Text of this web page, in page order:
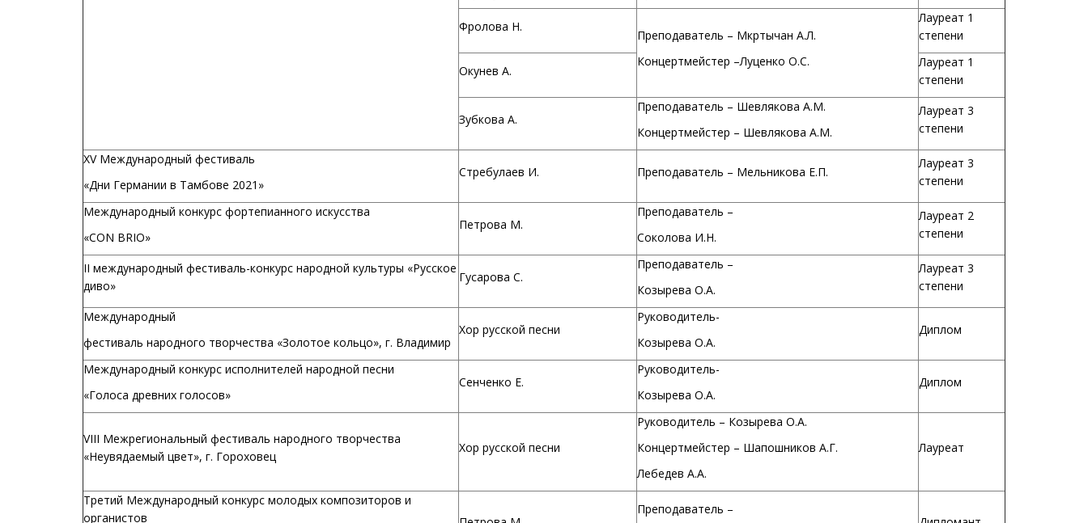
Фролова Н.
Преподаватель – Мкртычан А.Л.
Концертмейстер –Луценко О.С.
Лауреат 1
степени
Окунев А.
Лауреат 1
степени
Зубкова А.
Преподаватель – Шевлякова А.М.
Концертмейстер – Шевлякова А.М.
Лауреат 3
степени
XV Международный фестиваль
«Дни Германии в Тамбове 2021»
Стребулаев И. Преподаватель – Мельникова Е.П.
Лауреат 3
степени
Международный конкурс фортепианного искусства
«CON BRIO»
Петрова М.
Преподаватель –
Соколова И.Н.
Лауреат 2
степени
II международный фестиваль-конкурс народной культуры «Русское
диво»
Гусарова С.
Преподаватель –
Козырева О.А.
Лауреат 3
степени
Международный
фестиваль народного творчества «Золотое кольцо», г. Владимир
Хор русской песни
Руководитель-
Козырева О.А.
Диплом
Международный конкурс исполнителей народной песни
«Голоса древних голосов»
Сенченко Е.
Руководитель-
Козырева О.А.
Диплом
VIII Межрегиональный фестиваль народного творчества
«Неувядаемый цвет», г. Гороховец
Хор русской песни
Руководитель – Козырева О.А.
Концертмейстер – Шапошников А.Г.
Лебедев А.А.
Лауреат
Третий Международный конкурс молодых композиторов и
органистов
Преподаватель –